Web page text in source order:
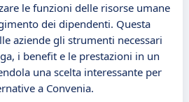
le funzioni delle risorse umane
dei dipendenti. Questa
aziende gli strumenti necessari
i benefit e le prestazioni in un
una scelta interessante per
a Convenia.